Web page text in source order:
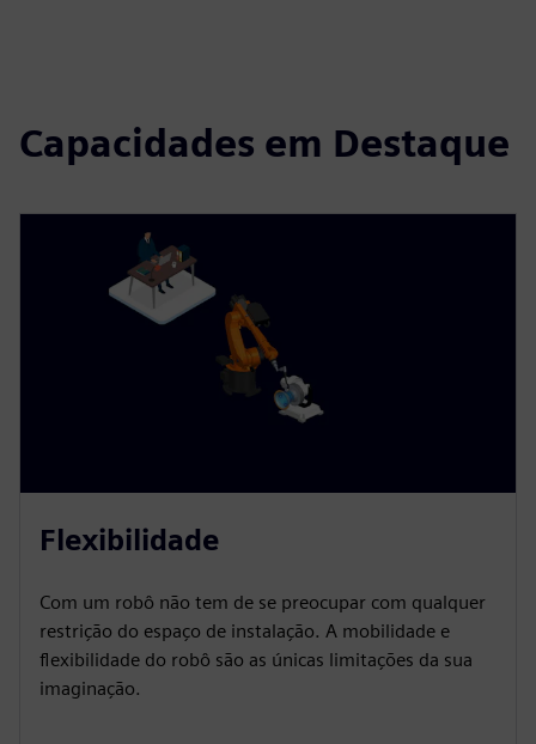
Capacidades em Destaque
Flexibilidade
Com um robô não tem de se preocupar com qualquer
restrição do espaço de instalação. A mobilidade e
flexibilidade do robô são as únicas limitações da sua
imaginação.